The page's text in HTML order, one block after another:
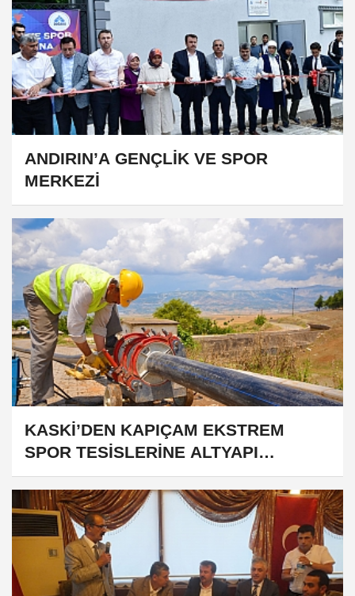
ANDIRIN’A GENÇLİK VE SPOR
MERKEZİ
KASKİ’DEN KAPIÇAM EKSTREM
SPOR TESİSLERİNE ALTYAPI
DESTEĞİ